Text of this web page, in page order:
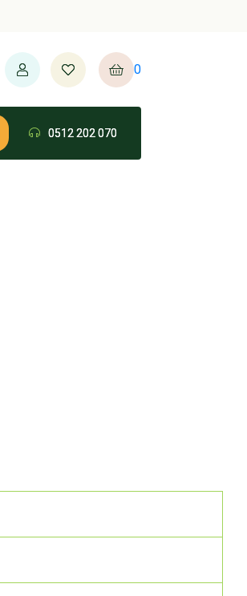
0
0512 202 070